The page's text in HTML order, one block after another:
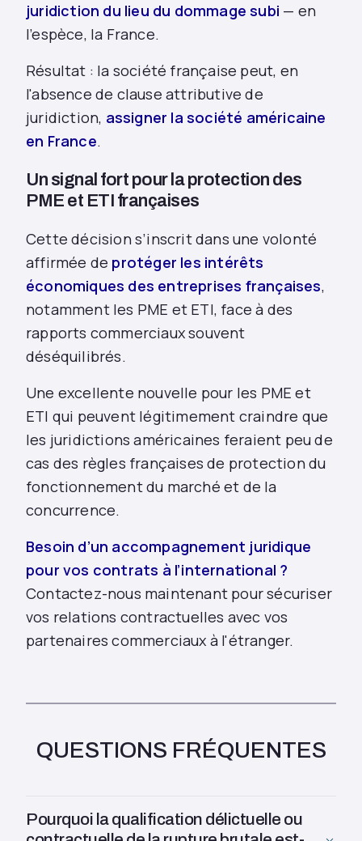
juridiction du lieu du dommage subi — en
l’espèce, la France.
Résultat : la société française peut, en
l'absence de clause attributive de
juridiction, assigner la société américaine
en France.
Un signal fort pour la protection des
PME et ETI françaises
Cette décision s’inscrit dans une volonté
affirmée de protéger les intérêts
économiques des entreprises françaises,
notamment les PME et ETI, face à des
rapports commerciaux souvent
déséquilibrés.
Une excellente nouvelle pour les PME et
ETI qui peuvent légitimement craindre que
les juridictions américaines feraient peu de
cas des règles françaises de protection du
fonctionnement du marché et de la
concurrence.
Besoin d’un accompagnement juridique
pour vos contrats à l’international ?
Contactez-nous maintenant pour sécuriser
vos relations contractuelles avec vos
partenaires commerciaux à l'étranger.
QUESTIONS FRÉQUENTES
Pourquoi la qualification délictuelle ou